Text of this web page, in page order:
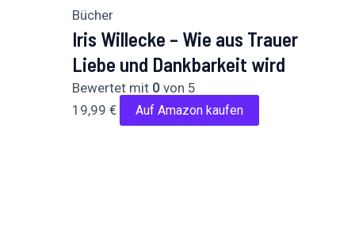
Bücher
Iris Willecke – Wie aus Trauer
Liebe und Dankbarkeit wird
Bewertet mit 0 von 5
19,99 € Auf Amazon kaufen